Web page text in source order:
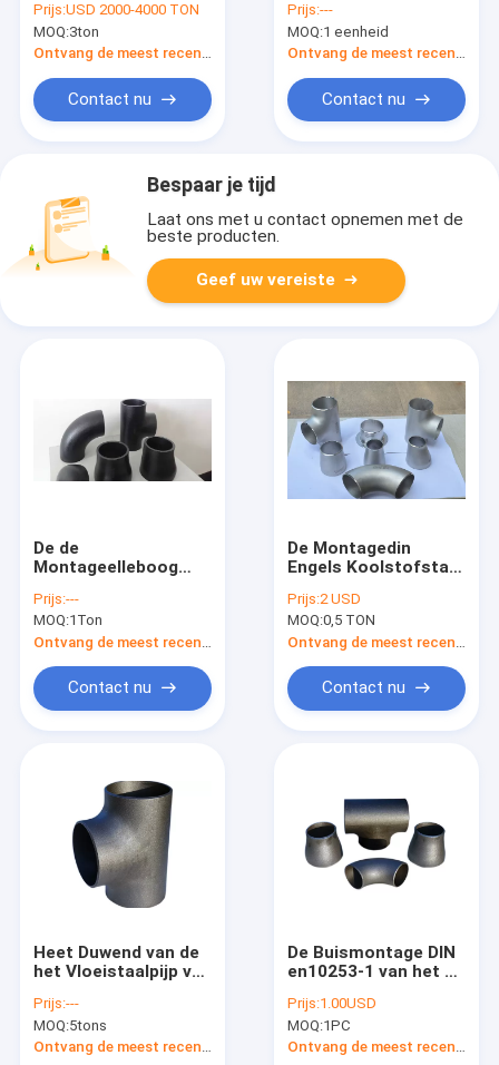
ANSI B16.9 A234WPB
het Reductiemiddel
GLB van de
Prijs:USD 2000-4000 TON
MOQ:3ton
Ontvang de meest recente Prijs
Contact nu
verminderen van de
T-stukpijp bedriegt
Ecc Reductiemiddel
Prijs:---
MOQ:1 eenheid
Ontvang de meest recente Prijs
Contact nu
Bespaar je tijd
Laat ons met u contact opnemen met de
beste producten.
Geef uw vereiste
De de
Montageelleboog
Koolstofstaalroestvrije
staal aan SCH160-T-
stuk bedriegt ECC
Reductiemiddel GLB
Prijs:---
MOQ:1Ton
Contact nu
De Montagedin
Engels Koolstofstaal
normsch20 Sch40
Sch80 Pijp
Prijs:2 USD
MOQ:0,5 TON
Contact nu
Heet Duwend van de
het Vloeistaalpijp van
de Montageelleboog
het T-
stukreductiemiddel
Prijs:---
MOQ:5tons
Ontvang de meest recente Prijs
De Buismontage DIN
en10253-1 van het de
P265GH het
Naadloze
Reductiemiddel GLB
Prijs:1.00USD
MOQ:1PC
Ontvang de meest recente Prijs